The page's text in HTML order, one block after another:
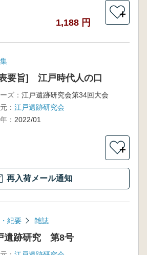
1,188 円
＋
要旨] 江戸時代人の口
ズ： 江戸遺跡研究会第34回大会
： 江戸遺跡研究会
： 2022/01
＋
再入荷メール通知
紀要 雑誌
遺跡研究 第8号